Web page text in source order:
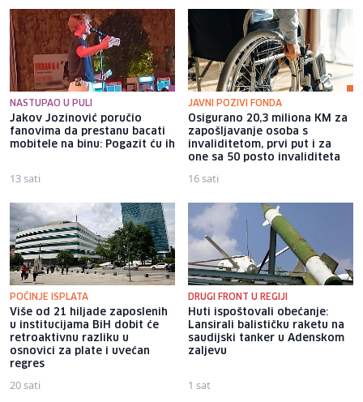
NASTUPAO U PULI
Jakov Jozinović poručio
fanovima da prestanu bacati
mobitele na binu: Pogazit ću ih
13 sati
JAVNI POZIVI FONDA
Osigurano 20,3 miliona KM za
zapošljavanje osoba s
invaliditetom, prvi put i za
one sa 50 posto invaliditeta
16 sati
POČINJE ISPLATA
Više od 21 hiljade zaposlenih
u institucijama BiH dobit će
retroaktivnu razliku u
osnovici za plate i uvećan
regres
20 sati
DRUGI FRONT U REGIJI
Huti ispoštovali obećanje:
Lansirali balističku raketu na
saudijski tanker u Adenskom
zaljevu
1 sat